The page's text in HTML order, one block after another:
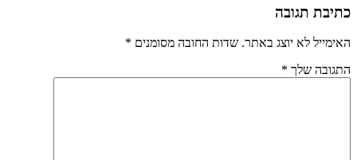
כתיבת תגובה
האימייל לא יוצג באתר. שדות החובה מסומנים *
התגובה שלך *